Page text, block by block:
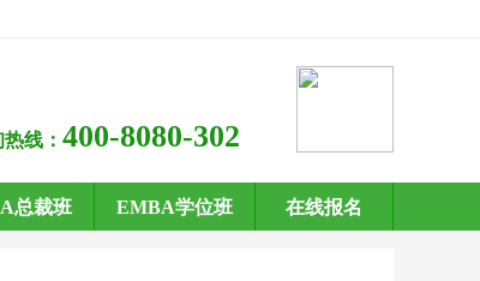
线： 400-8080-302
总裁班 EMBA学位班 在线报名